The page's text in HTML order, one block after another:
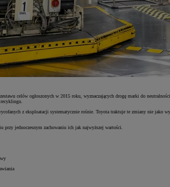
celów ogłoszonych w 2015 roku, wyznaczających drogę marki do
z eksploatacji systematycznie rośnie. Toyota traktuje te zmiany nie
przy jednoczesnym zachowaniu ich jak najwyższej wartości.